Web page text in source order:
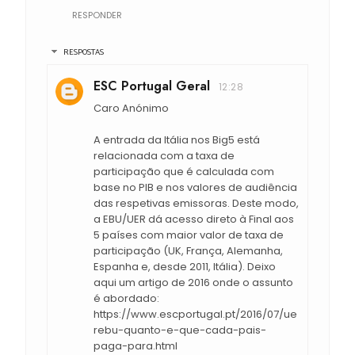
RESPONDER
RESPOSTAS
ESC Portugal Geral 12:28
Caro Anónimo
A entrada da Itália nos Big5 está
relacionada com a taxa de
participação que é calculada com
base no PIB e nos valores de audiência
das respetivas emissoras. Deste modo,
a EBU/UER dá acesso direto à Final aos
5 países com maior valor de taxa de
participação (UK, França, Alemanha,
Espanha e, desde 2011, Itália). Deixo
aqui um artigo de 2016 onde o assunto
é abordado:
https://www.escportugal.pt/2016/07/ue
rebu-quanto-e-que-cada-pais-
paga-para.html